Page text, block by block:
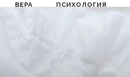
ВЕРА ПСИХОЛОГИЯ